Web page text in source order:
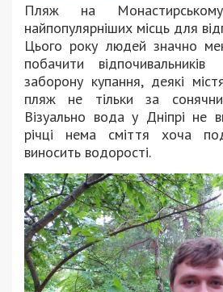
Пляж на
найпопулярніших місць для
Цього року людей значно
побачити
заборону купання, деякі
пляж не тільки за
Візуально вода у Дніпрі не
річці нема сміття хоча
виносить водорості.